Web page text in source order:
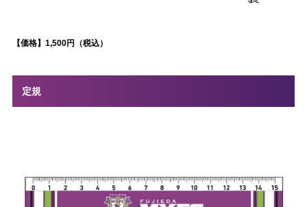
【価格】1,500円（税込）
定規